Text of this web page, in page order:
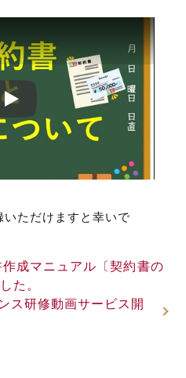
Play
ただけますと幸いで
作成マニュアル〔契約書の
た。
ス研修動画サービス開